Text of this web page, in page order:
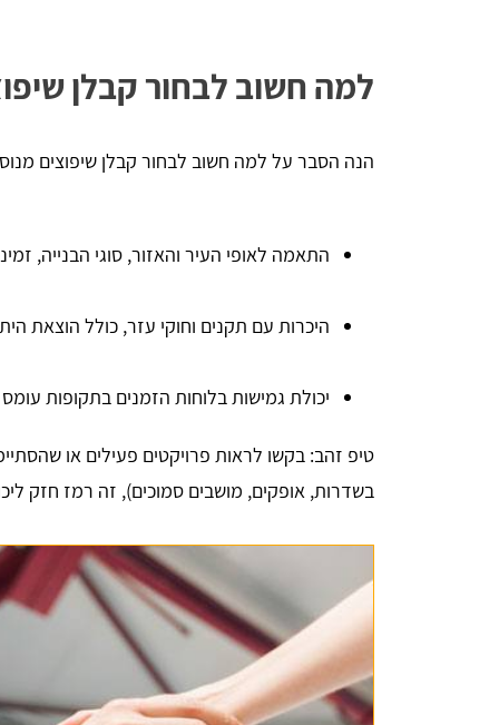
למה חשוב לבחור קבלן
הנה הסבר על למה חשוב לבחור קבלן שיפוצים
התאמה לאופי העיר והאזור, סוגי הבנייה,
היכרות עם תקנים וחוקי עזר, כולל הוצאת
יכולת גמישות בלוחות הזמנים בתקופות
טיפ זהב: בקשו לראות פרויקטים פעילים או
בשדרות, אופקים, מושבים סמוכים), זה רמז חזק